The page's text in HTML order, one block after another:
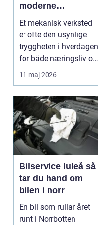
moderne
maskinpark
Et mekanisk verksted
er ofte den usynlige
tryggheten i hverdagen
for både næringsliv og
privatperson...
11 maj 2026
Bilservice luleå så
tar du hand om
bilen i norr
En bil som rullar året
runt i Norrbotten